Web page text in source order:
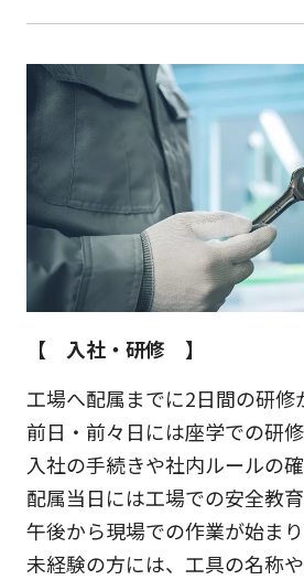
【 入社・研修 】
工場へ配属までに2日間の研修
前日・前々日には座学での研修
入社の手続きや社内ルールの確
配属当日には工場での安全教育
午後から現場での作業が始まり
未経験の方には、工具の名称